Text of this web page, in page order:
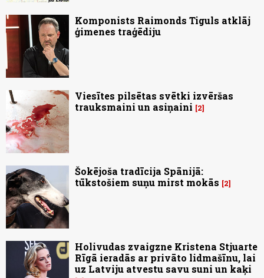
Komponists Raimonds Tiguls atklāj
ģimenes traģēdiju
Viesītes pilsētas svētki izvēršas
trauksmaini un asiņaini
2
Šokējoša tradīcija Spānijā:
tūkstošiem suņu mirst mokās
2
Holivudas zvaigzne Kristena Stjuarte
Rīgā ieradās ar privāto lidmašīnu, lai
uz Latviju atvestu savu suni un kaķi